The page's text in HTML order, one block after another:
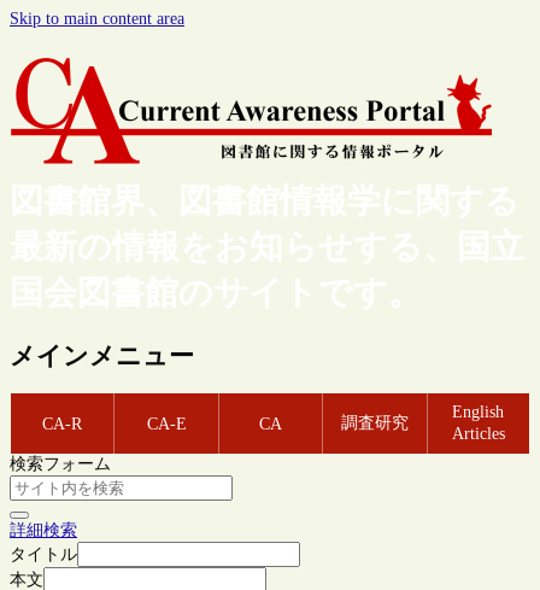
Skip to main content area
図書館界、図書館情報学に関する
最新の情報をお知らせする、国立
国会図書館のサイトです。
メインメニュー
CA-R CA-E CA 調査研究
English
Articles
検索フォーム
詳細検索
タイトル
本文